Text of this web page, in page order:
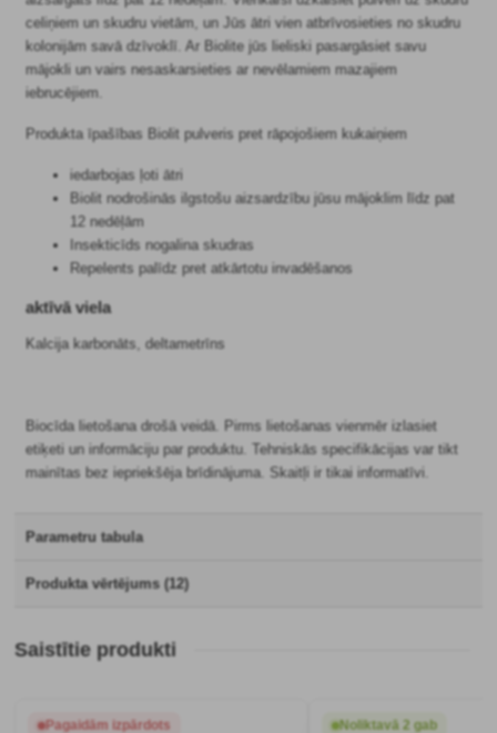
celiņiem un skudru vietām, un Jūs ātri vien atbrīvosieties no skudru
kolonijām savā dzīvoklī. Ar Biolite jūs lieliski pasargāsiet savu
mājokli un vairs nesaskarsieties ar nevēlamiem mazajiem
iebrucējiem.
Produkta īpašības Biolit pulveris pret rāpojošiem kukaiņiem
iedarbojas ļoti ātri
Biolit nodrošinās ilgstošu aizsardzību jūsu mājoklim līdz pat
12 nedēļām
Insekticīds nogalina skudras
Repelents palīdz pret atkārtotu invadēšanos
aktīvā viela
Kalcija karbonāts, deltametrīns
Biocīda lietošana drošā veidā. Pirms lietošanas vienmēr izlasiet
etiķeti un informāciju par produktu. Tehniskās specifikācijas var tikt
mainītas bez iepriekšēja brīdinājuma. Skaitļi ir tikai informatīvi.
Parametru tabula
Produkta vērtējums (12)
Saistītie produkti
Pagaidām izpārdots
Noliktavā 2 gab